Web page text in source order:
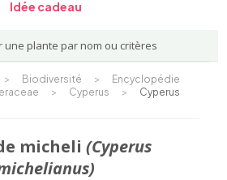
Idée cadeau
une plante par nom ou critères
> Biodiversité >
Encyclopédie
> Cyperus >
Cyperus
micheli (Cyperus